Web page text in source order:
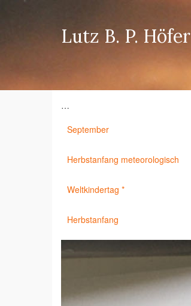
Lutz B. P. Höfer
…
September
Herbstanfang meteorologisch
Weltkindertag *
Herbstanfang